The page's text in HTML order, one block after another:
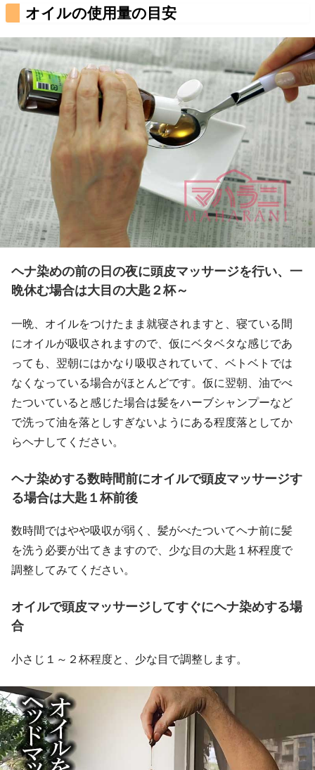
オイルの使用量の目安
ヘナ染めの前の日の夜に頭皮マッサージを行い、一
晩休む場合は大目の大匙２杯～
一晩、オイルをつけたまま就寝されますと、寝ている間
にオイルが吸収されますので、仮にベタベタな感じであ
っても、翌朝にはかなり吸収されていて、ベトベトでは
なくなっている場合がほとんどです。仮に翌朝、油でべ
たついていると感じた場合は髪をハーブシャンプーなど
で洗って油を落としすぎないようにある程度落としてか
らヘナしてください。
ヘナ染めする数時間前にオイルで頭皮マッサージす
る場合は大匙１杯前後
数時間ではやや吸収が弱く、髪がべたついてヘナ前に髪
を洗う必要が出てきますので、少な目の大匙１杯程度で
調整してみてください。
オイルで頭皮マッサージしてすぐにヘナ染めする場
合
小さじ１～２杯程度と、少な目で調整します。